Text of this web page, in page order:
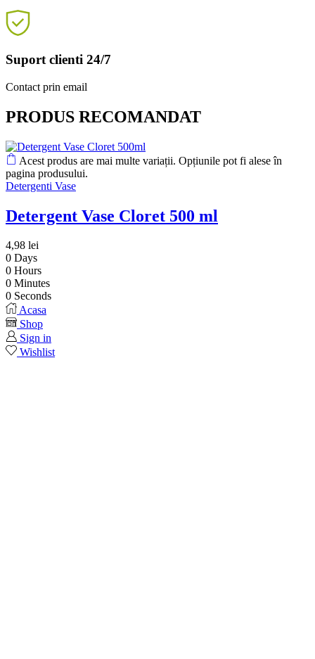
Suport clienti 24/7
Contact prin email
PRODUS RECOMANDAT
Acest produs are mai multe variații. Opțiunile pot fi alese în
pagina produsului.
Detergenti Vase
Detergent Vase Cloret 500 ml
4,98 lei
0 Days
0 Hours
0 Minutes
0 Seconds
Acasa
Shop
Sign in
Wishlist